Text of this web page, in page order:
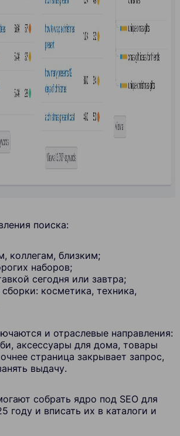
поиска:
коллегам, близким;
наборов;
сегодня или завтра;
косметика, техника,
и отраслевые направления:
аксессуары для дома, товары
страница закрывает запрос,
выдачу.
собрать ядро под SEO для
году и вписать их в каталоги и